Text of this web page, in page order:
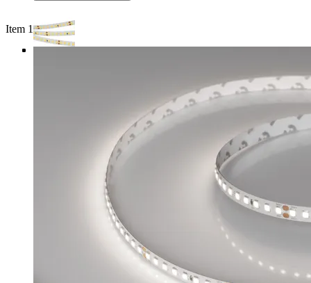
Item 1 of 4